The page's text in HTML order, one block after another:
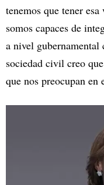
tenemos que tener
somos capaces de
a nivel
sociedad civil creo
que nos preocupan en